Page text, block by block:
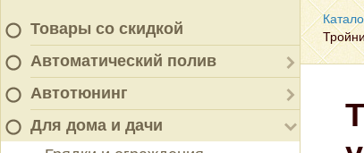
Товары со скидкой
Автоматический полив
Автотюнинг
Для дома и дачи